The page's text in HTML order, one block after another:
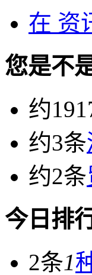
在 资
您是不
约
约3条
约2条
今日排
2条1